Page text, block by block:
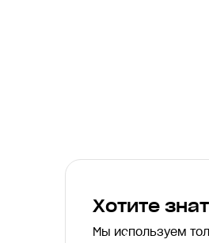
Хотите
Мы используем